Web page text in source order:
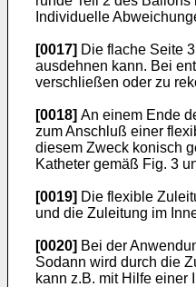
Individuelle
[0017] Die flache Seite
ausdehnen kann. Bei
verschließen oder zu
[0018] An einem Ende
zum Anschluß einer
diesem Zweck konisch
Katheter gemäß Fig. 3
[0019] Die flexible
und die Zuleitung im
[0020] Bei der
Sodann wird durch die
kann z.B. mit Hilfe einer